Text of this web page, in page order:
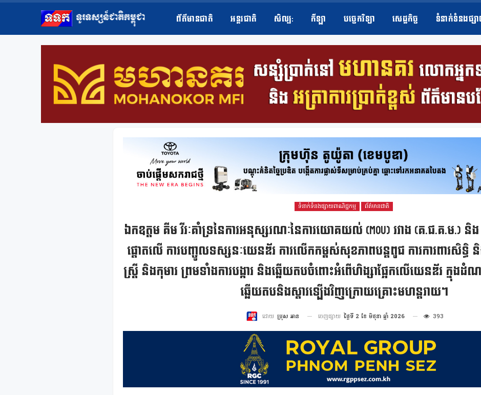
ព័ត៌មានជាតិ អន្តរជាតិ សិល្ប​: កីឡា បច្ចេកវិទ្យា សេដ្ឋកិច្ច ទំនាក់ទំនងផ្ស
ទំនាក់ទំនងផ្សាយពាណិជ្ជកម្ម ព័ត៌មានជាតិ
ឯកឧត្តម គីម វីរៈគាំទ្រនៃការអនុស្សរណៈនៃការយោគយល់ (MOU) រវាង (គ.ជ.គ.ម.) និង
ផ្តោតលើ ការបញ្ចូលទស្សនៈយេនឌ័រ ការលើកកម្ពស់សុខភាពបន្តពូជ ការការពារសិទ្ធិ និ
ស្ត្រី និងកុមារ ព្រមទាំងការបង្ការ និងឆ្លើយតបចំពោះអំពើហិង្សាផ្អែកលើយេនឌ័រ ក្នុង
ឆ្លើយតបនិងស្តារឡើងវិញក្រោយគ្រោះមហន្តរាយ។
ដោយ ប្រុស អាន ចេញផ្សាយ ថ្ងៃទី 2 ខែ មិថុនា ឆ្នាំ 2026 393